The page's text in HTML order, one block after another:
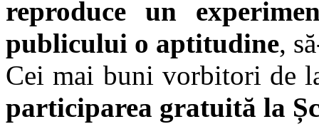
reproduce un
publicului o aptitudine,
Cei mai buni vorbitori de
participarea gratuită la